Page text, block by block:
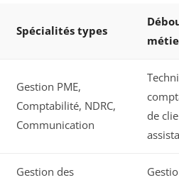
Spécialités types
Gestion PME,
Comptabilité, NDRC,
Communication
de
Gestion des